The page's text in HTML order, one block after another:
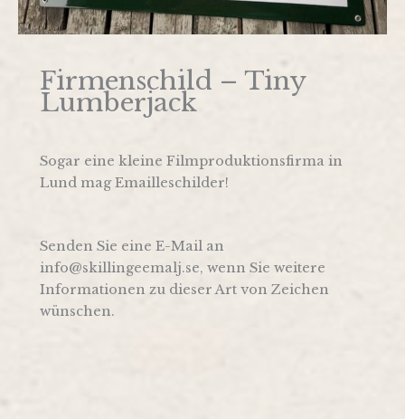
Firmenschild – Tiny
Lumberjack
Sogar eine kleine Filmproduktionsfirma in
Lund mag Emailleschilder!
Senden Sie eine E-Mail an
info@skillingeemalj.se, wenn Sie weitere
Informationen zu dieser Art von Zeichen
wünschen.